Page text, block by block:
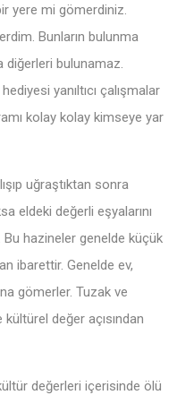
yere mi gömerdiniz.
Bunların bulunma
diğerleri bulunamaz.
yanıltıcı çalışmalar
kolay kolay kimseye yar
uğraştıktan sonra
eldeki değerli eşyalarını
Bu hazineler genelde küçük
ibarettir. Genelde ev,
gömerler. Tuzak ve
değer açısından
değerleri içerisinde ölü